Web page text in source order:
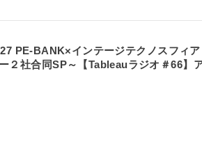
27 PE-BANK×インテージテクノスフィ
２社合同SP～【Tableauラジオ＃66】